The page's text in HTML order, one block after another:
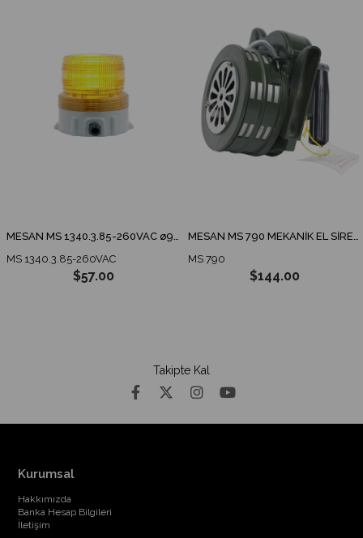
MESAN MS 1340.3.85-260VAC ø90 ENDÜSTRİYEL İKAZ LAMBA TABAN MONTAJ
MS 1340.3.85-260VAC
$57.00
MESAN MS 790 MEKANİK EL SİRENİ
MS 790
$144.00
Takipte Kal
Kurumsal
Hakkımızda
Banka Hesap Bilgileri
İletişim